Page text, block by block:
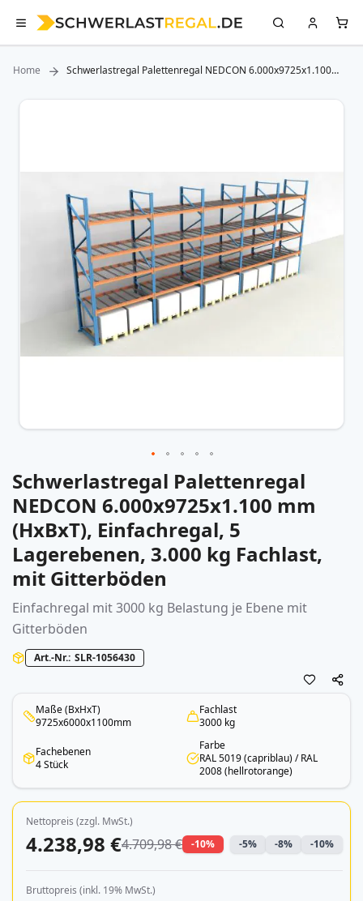
Home
Schwerlastregal Palettenregal NEDCON 6.000x9725x1.100
Zum
Zum
Anfang
der
Bildergalerie
springen
Schwerlastregal Palettenregal
NEDCON 6.000x9725x1.100 mm
(HxBxT), Einfachregal, 5
Lagerebenen, 3.000 kg Fachlast,
mit Gitterböden
Einfachregal mit 3000 kg Belastung je Ebene mit
Gitterböden
Art.-Nr. SLR-1056430
Maße (BxHxT)
9725x6000x1100mm
Fachlast
3000 kg
Fachebenen
4 Stück
Farbe
RAL 5019 (capriblau) / RAL
2008 (hellrotorange)
Nettopreis (zzgl. MwSt.)
4.238,98 €4.709,98 € -10% -5% -8% -10%
Bruttopreis (inkl. 19% MwSt.)